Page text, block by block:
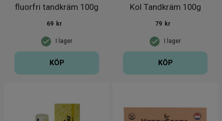
fluorfri tandkräm 100g
I lager
69 kr
KÖP
Kol Tandkräm 100g
I lager
79 kr
KÖP